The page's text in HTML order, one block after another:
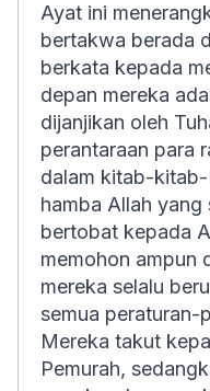
Ayat ini
bertakwa berada
berkata kepada
depan mereka
dijanjikan oleh
perantaraan para
dalam kitab-
hamba Allah yang
bertobat kepada
memohon ampun
mereka selalu
semua peraturan-
Mereka takut
Pemurah,